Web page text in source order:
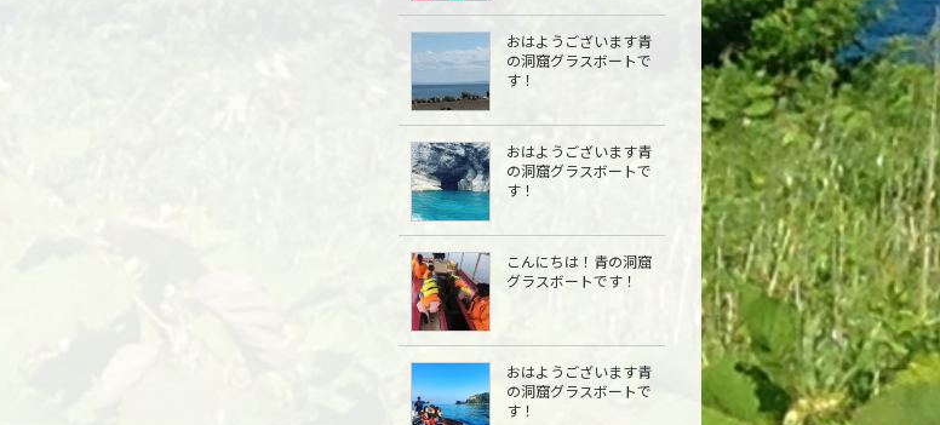
おはようございます青
の洞窟グラスボートで
す！
おはようございます青
の洞窟グラスボートで
す！
こんにちは︎！青の洞窟
グラスボートです！
おはようございます青
の洞窟グラスボートで
す！